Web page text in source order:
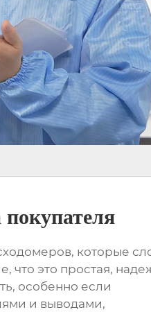
которые
что это простая,
особенно если
и выводами,